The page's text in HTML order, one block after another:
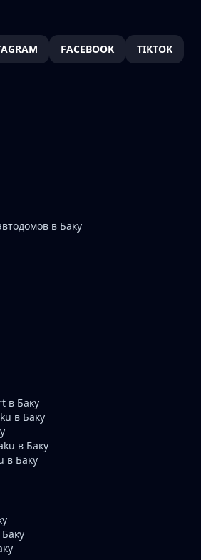
FACEBOOK TIKTOK
в Баку
в Баку
в Баку
в Баку
в Баку